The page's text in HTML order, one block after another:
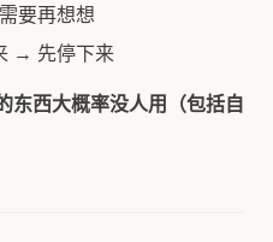
要再想想
→ 先停下来
东西大概率没人用（包括自